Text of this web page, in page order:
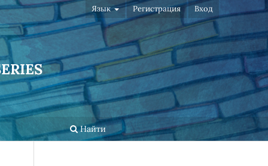
Найти
Язык Регистрация Вход